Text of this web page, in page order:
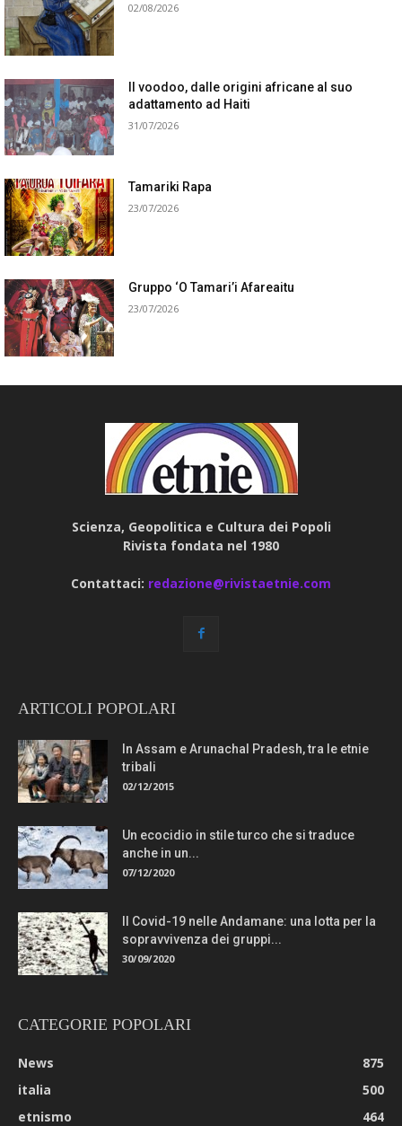
02/08/2026
Il voodoo, dalle origini africane al suo
adattamento ad Haiti
31/07/2026
Tamariki Rapa
23/07/2026
Gruppo ‘O Tamari’i Afareaitu
23/07/2026
Scienza, Geopolitica e Cultura dei Popoli
Rivista fondata nel 1980
Contattaci: redazione@rivistaetnie.com
ARTICOLI POPOLARI
In Assam e Arunachal Pradesh, tra le etnie
tribali
02/12/2015
Un ecocidio in stile turco che si traduce
anche in un...
07/12/2020
Il Covid-19 nelle Andamane: una lotta per la
sopravvivenza dei gruppi...
30/09/2020
CATEGORIE POPOLARI
News
875
italia
500
etnismo
464